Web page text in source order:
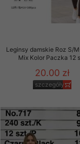
Leginsy damskie Roz S/
Mix Kolor Paczka 12
20.00 zł
szczegóły
Sklep nie
chyba że dzieje się
Nasz Sklep
przez nasz serwer i
jego indywidualnych
opcję przyjmowania
może wpłynąć na
• sesji
• ostatnio